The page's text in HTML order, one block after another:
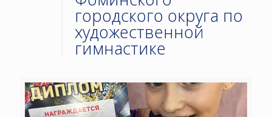
городского округа по
художественной
гимнастике